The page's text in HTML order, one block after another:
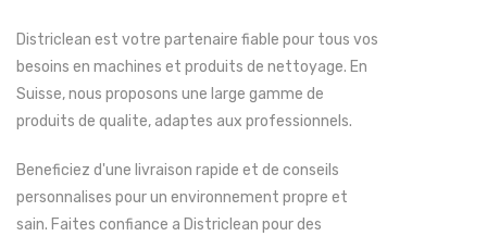
Districlean est votre partenaire fiable pour tous vos
besoins en machines et produits de nettoyage. En
Suisse, nous proposons une large gamme de
produits de qualite, adaptes aux professionnels.
Beneficiez d'une livraison rapide et de conseils
personnalises pour un environnement propre et
sain. Faites confiance a Districlean pour des